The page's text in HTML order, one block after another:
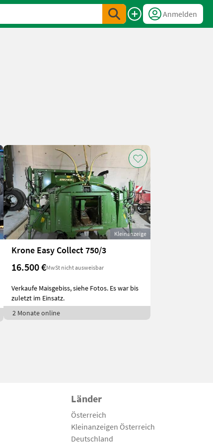
Anmelden
Kleinanzeige
Krone Easy Collect 750/3
16.500 €MwSt nicht ausweisbar
Verkaufe Maisgebiss, siehe Fotos. Es war bis
zuletzt im Einsatz.
2 Monate online
Länder
Österreich
Kleinanzeigen Österreich
Deutschland